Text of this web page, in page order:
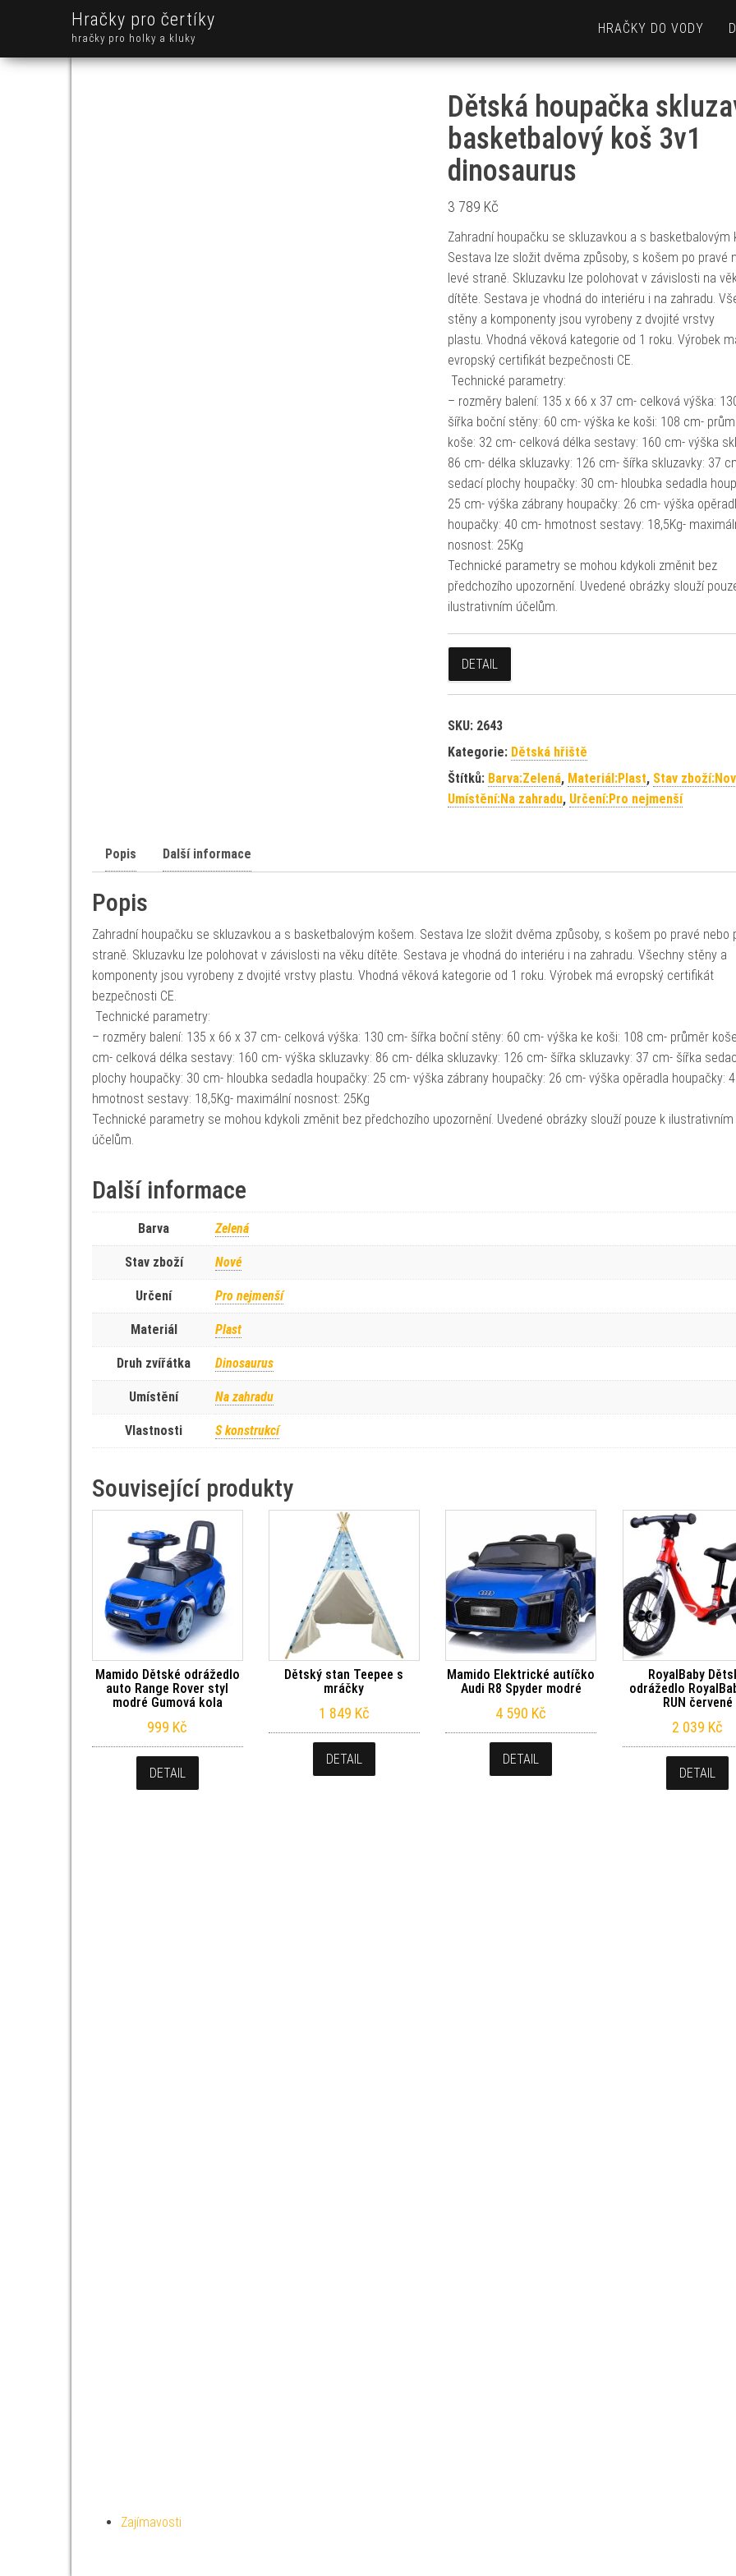
Hračky pro čertíky
hračky pro holky a kluky
HRAČKY DO VODY
Dětská houpačka
basketbalový koš 3v1
dinosaurus
3 789 Kč
Zahradní houpačku se skluzavkou a s basketbalovým
Sestava lze složit dvěma způsoby, s košem po pravé
levé straně. Skluzavku lze polohovat v závislosti na
dítěte. Sestava je vhodná do interiéru i na zahradu.
stěny a komponenty jsou vyrobeny z dvojité vrstvy
plastu. Vhodná věková kategorie od 1 roku. Výrobek
evropský certifikát bezpečnosti CE.
Technické parametry:
– rozměry balení: 135 x 66 x 37 cm- celková výška:
šířka boční stěny: 60 cm- výška ke koši: 108 cm-
koše: 32 cm- celková délka sestavy: 160 cm- výška
86 cm- délka skluzavky: 126 cm- šířka skluzavky: 37
sedací plochy houpačky: 30 cm- hloubka sedadla
25 cm- výška zábrany houpačky: 26 cm- výška
houpačky: 40 cm- hmotnost sestavy: 18,5Kg-
nosnost: 25Kg
Technické parametry se mohou kdykoli změnit bez
předchozího upozornění. Uvedené obrázky slouží
ilustrativním účelům.
DETAIL
SKU: 2643
Kategorie: Dětská hřiště
Štítků: Barva:Zelená, Materiál:Plast, Stav
Umístění:Na zahradu, Určení:Pro nejmenší
Popis Další informace
Popis
Zahradní houpačku se skluzavkou a s basketbalovým košem. Sestava lze složit dvěma způsoby, s košem po pravé nebo
straně. Skluzavku lze polohovat v závislosti na věku dítěte. Sestava je vhodná do interiéru i na zahradu. Všechny stěny a
komponenty jsou vyrobeny z dvojité vrstvy plastu. Vhodná věková kategorie od 1 roku. Výrobek má evropský certifikát
bezpečnosti CE.
Technické parametry:
– rozměry balení: 135 x 66 x 37 cm- celková výška: 130 cm- šířka boční stěny: 60 cm- výška ke koši: 108 cm- průměr
cm- celková délka sestavy: 160 cm- výška skluzavky: 86 cm- délka skluzavky: 126 cm- šířka skluzavky: 37 cm- šířka
plochy houpačky: 30 cm- hloubka sedadla houpačky: 25 cm- výška zábrany houpačky: 26 cm- výška opěradla houpačky:
hmotnost sestavy: 18,5Kg- maximální nosnost: 25Kg
Technické parametry se mohou kdykoli změnit bez předchozího upozornění. Uvedené obrázky slouží pouze k ilustrativním
účelům.
Další informace
Barva Zelená
Stav zboží Nové
Určení Pro nejmenší
Materiál Plast
Druh zvířátka Dinosaurus
Umístění Na zahradu
Vlastnosti S konstrukcí
Související produkty
Mamido Dětské odrážedlo
auto Range Rover styl
modré Gumová kola
999 Kč
DETAIL
Dětský stan Teepee s
mráčky
1 849 Kč
DETAIL
Mamido Elektrické autíčko
Audi R8 Spyder modré
4 590 Kč
DETAIL
RoyalBaby
odrážedlo
RUN červené
2 039 Kč
DETAIL
Zajímavosti